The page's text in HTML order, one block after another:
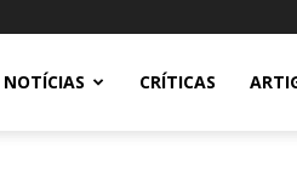
NOTÍCIAS CRÍTICAS